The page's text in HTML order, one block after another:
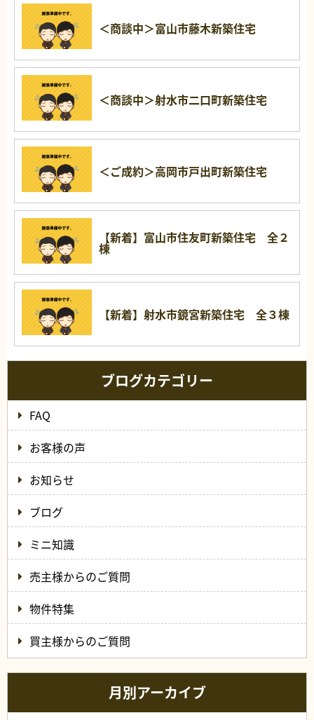
＜商談中＞富山市藤木新築住宅
＜商談中＞射水市二口町新築住宅
＜ご成約＞高岡市戸出町新築住宅
【新着】富山市住友町新築住宅 全２
棟
【新着】射水市鏡宮新築住宅 全３棟
ブログカテゴリー
FAQ
お客様の声
お知らせ
ブログ
ミニ知識
売主様からのご質問
物件特集
買主様からのご質問
月別アーカイブ